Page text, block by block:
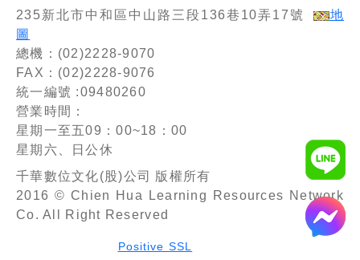
235新北市中和區中山路三段136巷10弄17號
地
圖
總機：(02)2228-9070
FAX：(02)2228-9076
統一編號 :09480260
營業時間：
星期一至五09：00~18：00
星期六、日公休
千華數位文化(股)公司 版權所有
2016 © Chien Hua Learning Resources Network
Co. All Right Reserved
Positive SSL